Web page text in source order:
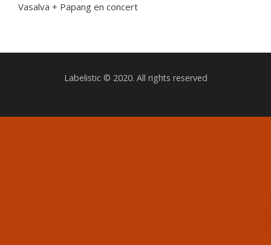
Vasalva + Papang en concert
Labelistic © 2020. All rights reserved